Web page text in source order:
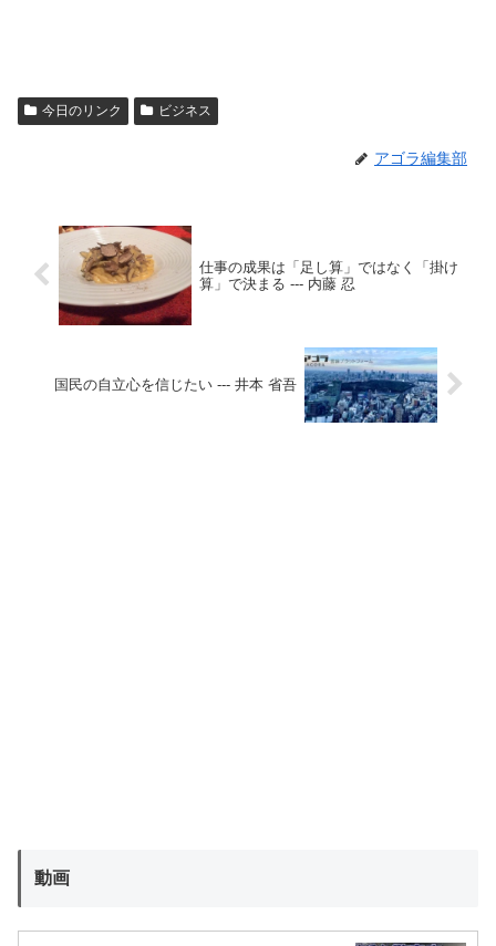
今日のリンク ビジネス
アゴラ編集部
仕事の成果は「足し算」ではなく「掛け
算」で決まる --- 内藤 忍
国民の自立心を信じたい --- 井本 省吾
動画